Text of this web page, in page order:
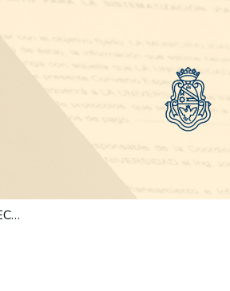
RD-2025-648-UNC-DEC#FCEFYN